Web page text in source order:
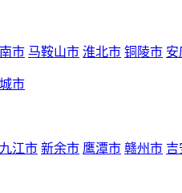
市 马鞍山市 淮北市 铜陵市 安
市
九江市 新余市 鹰潭市 赣州市 吉